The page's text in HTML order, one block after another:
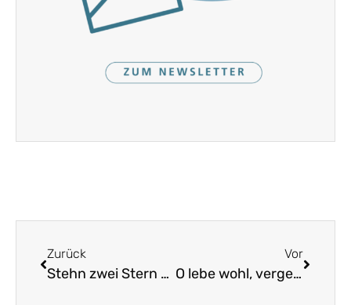
Zurück
Stehn zwei Stern am hohen Himmel
Vor
O lebe wohl, vergesse mein